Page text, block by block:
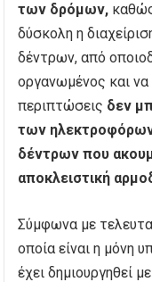
των δρόμων,
δύσκολη η
δέντρων, από
οργανωμένος και να
περιπτώσεις δεν
των
δέντρων που
αποκλειστική
Σύμφωνα με
οποία είναι η μόνη
έχει δημιουργηθεί